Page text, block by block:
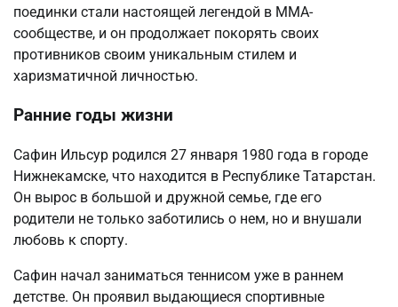
поединки стали настоящей легендой в ММА-
сообществе, и он продолжает покорять своих
противников своим уникальным стилем и
харизматичной личностью.
Ранние годы жизни
Сафин Ильсур родился 27 января 1980 года в городе
Нижнекамске, что находится в Республике Татарстан.
Он вырос в большой и дружной семье, где его
родители не только заботились о нем, но и внушали
любовь к спорту.
Сафин начал заниматься теннисом уже в раннем
детстве. Он проявил выдающиеся спортивные